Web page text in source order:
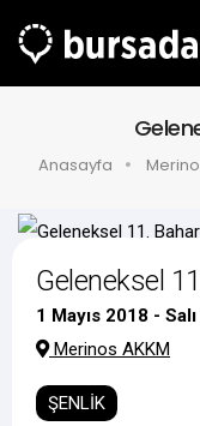
Anasayfa
Geleneksel
1 Mayıs 2018 -
Merinos AKKM
ŞENLİK